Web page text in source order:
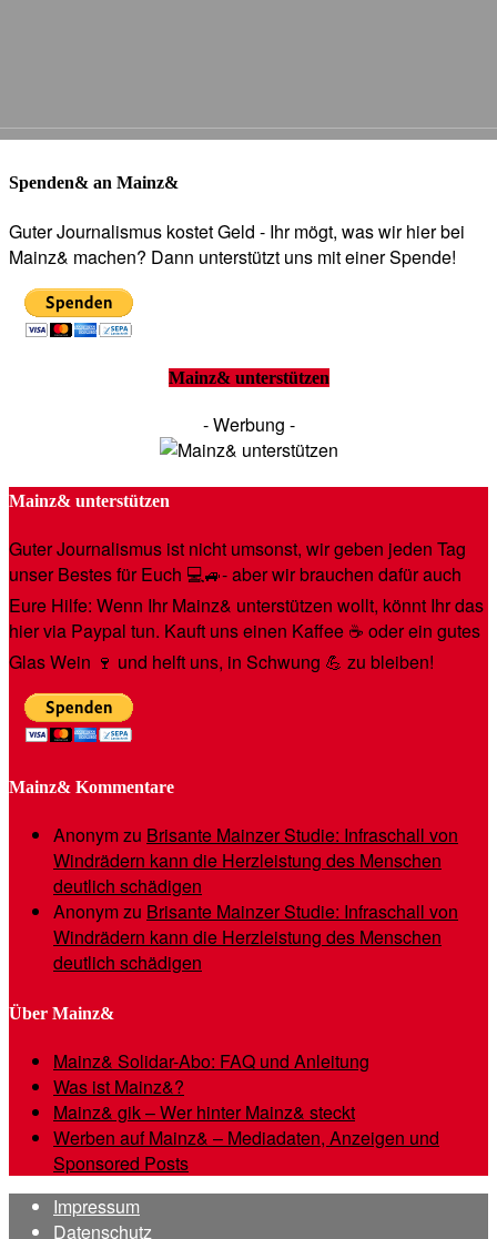
Spenden& an Mainz&
Guter Journalismus kostet Geld - Ihr mögt, was wir hier bei
Mainz& machen? Dann unterstützt uns mit einer Spende!
Mainz& unterstützen
- Werbung -
Mainz& unterstützen
Guter Journalismus ist nicht umsonst, wir geben jeden Tag
unser Bestes für Euch 💻🚙- aber wir brauchen dafür auch
Eure Hilfe: Wenn Ihr Mainz& unterstützen wollt, könnt Ihr das
hier via Paypal tun. Kauft uns einen Kaffee ☕️ oder ein gutes
Glas Wein 🍷 und helft uns, in Schwung 💪 zu bleiben!
Mainz& Kommentare
Anonymzu Brisante Mainzer Studie: Infraschall von
Windrädern kann die Herzleistung des Menschen
deutlich schädigen
Anonymzu Brisante Mainzer Studie: Infraschall von
Windrädern kann die Herzleistung des Menschen
deutlich schädigen
Über Mainz&
Mainz& Solidar-Abo: FAQ und Anleitung
Was ist Mainz&?
Mainz& gik – Wer hinter Mainz& steckt
Werben auf Mainz& – Mediadaten, Anzeigen und
Sponsored Posts
Impressum
Datenschutz